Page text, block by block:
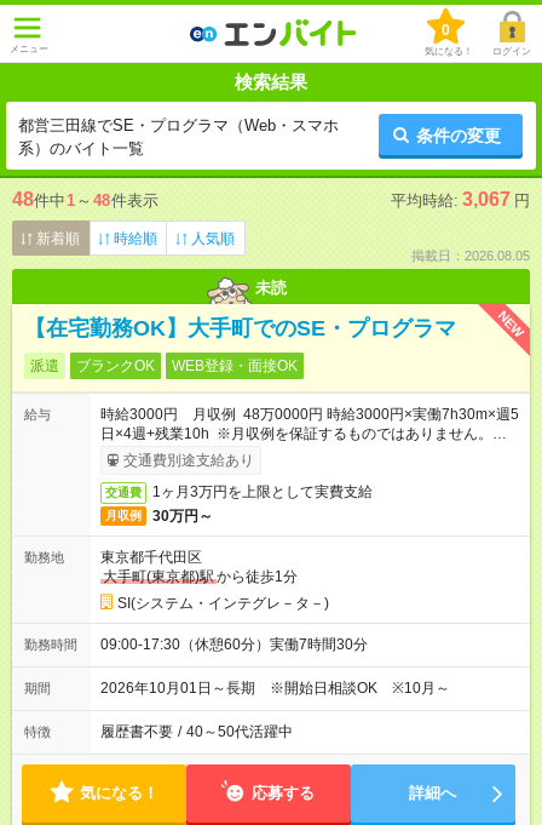
メニュー
0
気になる！ ログイン
検索結果
都営三田線でSE・プログラマ（Web・スマホ
系）のバイト一覧
条件の変更
48件中1 ～ 48件表示 平均時給: 3,067 円
新着順 時給順 人気順
掲載日：2026.08.05
未読
NEW
【在宅勤務OK】大手町でのSE・プログラマ
派遣 ブランクOK WEB登録・面接OK
給与
時給3000円 月収例 48万0000円 時給3000円×実働7h30m×週5
日×4週+残業10h ※月収例を保証するものではありません。※給
与即受取りサービス利用可（利用条件有）
交通費別途支給あり
交通費 1ヶ月3万円を上限として実費支給
月収例 30万円～
勤務地
東京都千代田区
大手町(東京都)駅から徒歩1分
SI(システム・インテグレ－タ－)
勤務時間 09:00-17:30（休憩60分）実働7時間30分
期間 2026年10月01日～長期 ※開始日相談OK ※10月～
特徴 履歴書不要 / 40～50代活躍中
気になる！ 応募する 詳細へ